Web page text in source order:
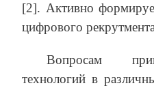
[2]. Активно
цифрового
Вопросам
технологий в